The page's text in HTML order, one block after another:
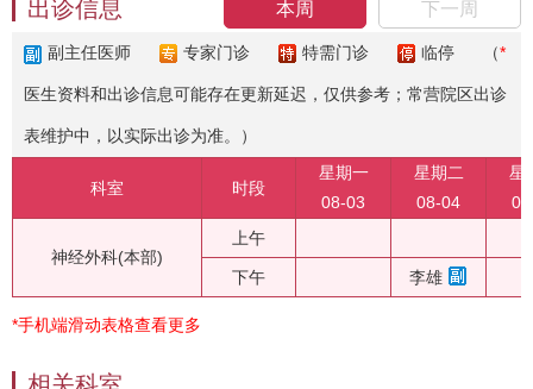
本周 下一周
出诊信息
副主任医师 专家门诊 特需门诊 临停 （*
医生资料和出诊信息可能存在更新延迟，仅供参考；常营院区出诊
表维护中，以实际出诊为准。）
科室 时段
星期一
08-03
星期二
08-04
星
神经外科(本部)
上午
下午 李雄
*手机端滑动表格查看更多